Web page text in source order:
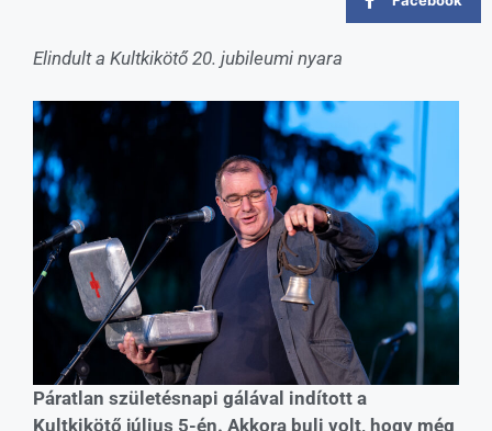
Elindult a Kultkikötő 20. jubileumi nyara
Páratlan születésnapi gálával indított a
Kultkikötő július 5-én. Akkora buli volt, hogy még